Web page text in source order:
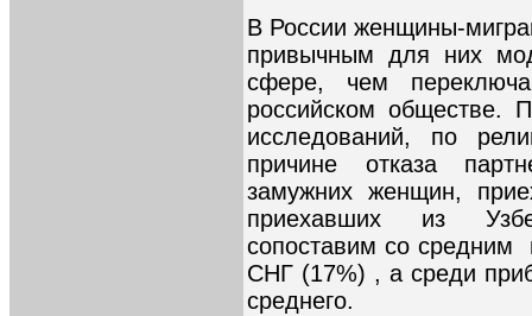
В России женщины-
привычным для них
сфере, чем
российском обществе.
исследований, по
причине отказа
замужних женщин,
приехавших из
сопоставим со средним
СНГ (17%) , а среди
среднего.